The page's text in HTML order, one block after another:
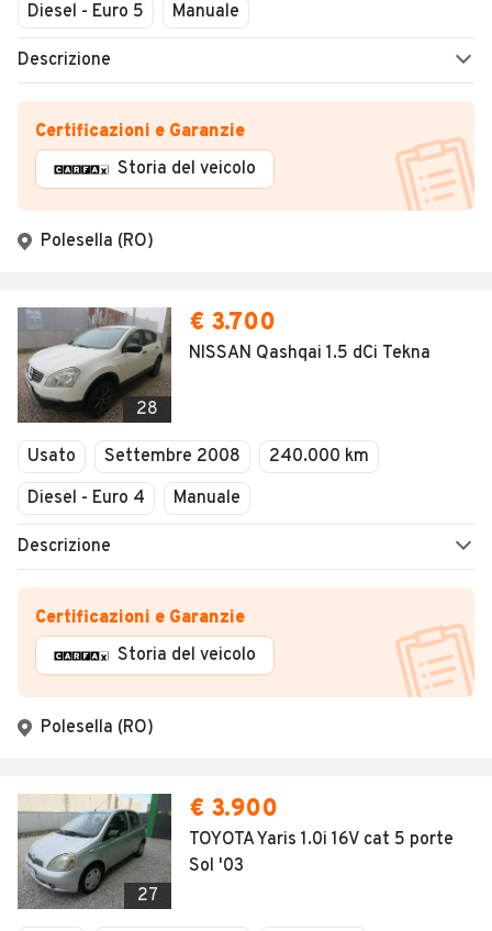
Diesel - Euro 5
Manuale
Descrizione
Certificazioni e Garanzie
Storia del veicolo
Polesella (RO)
28
€ 3.700
NISSAN Qashqai 1.5 dCi Tekna
Usato Settembre 2008
240.000 km
Diesel - Euro 4
Manuale
Descrizione
Certificazioni e Garanzie
Storia del veicolo
Polesella (RO)
27
€ 3.900
TOYOTA Yaris 1.0i 16V cat 5 porte
Sol '03